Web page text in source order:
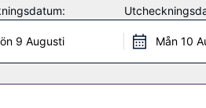
drink på en av boendets 2 barer/
9 Augusti Mån 10